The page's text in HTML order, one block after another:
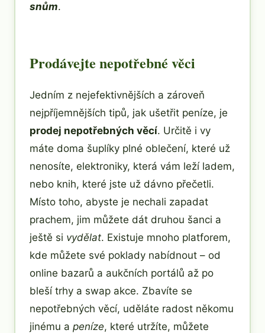
snům.
Prodávejte nepotřebné věci
Jedním z nejefektivnějších a zároveň
nejpříjemnějších tipů, jak ušetřit peníze, je
prodej nepotřebných věcí. Určitě i vy
máte doma šuplíky plné oblečení, které už
nenosíte, elektroniky, která vám leží ladem,
nebo knih, které jste už dávno přečetli.
Místo toho, abyste je nechali zapadat
prachem, jim můžete dát druhou šanci a
ještě si vydělat. Existuje mnoho platforem,
kde můžete své poklady nabídnout – od
online bazarů a aukčních portálů až po
bleší trhy a swap akce. Zbavíte se
nepotřebných věcí, uděláte radost někomu
jinému a peníze, které utržíte, můžete